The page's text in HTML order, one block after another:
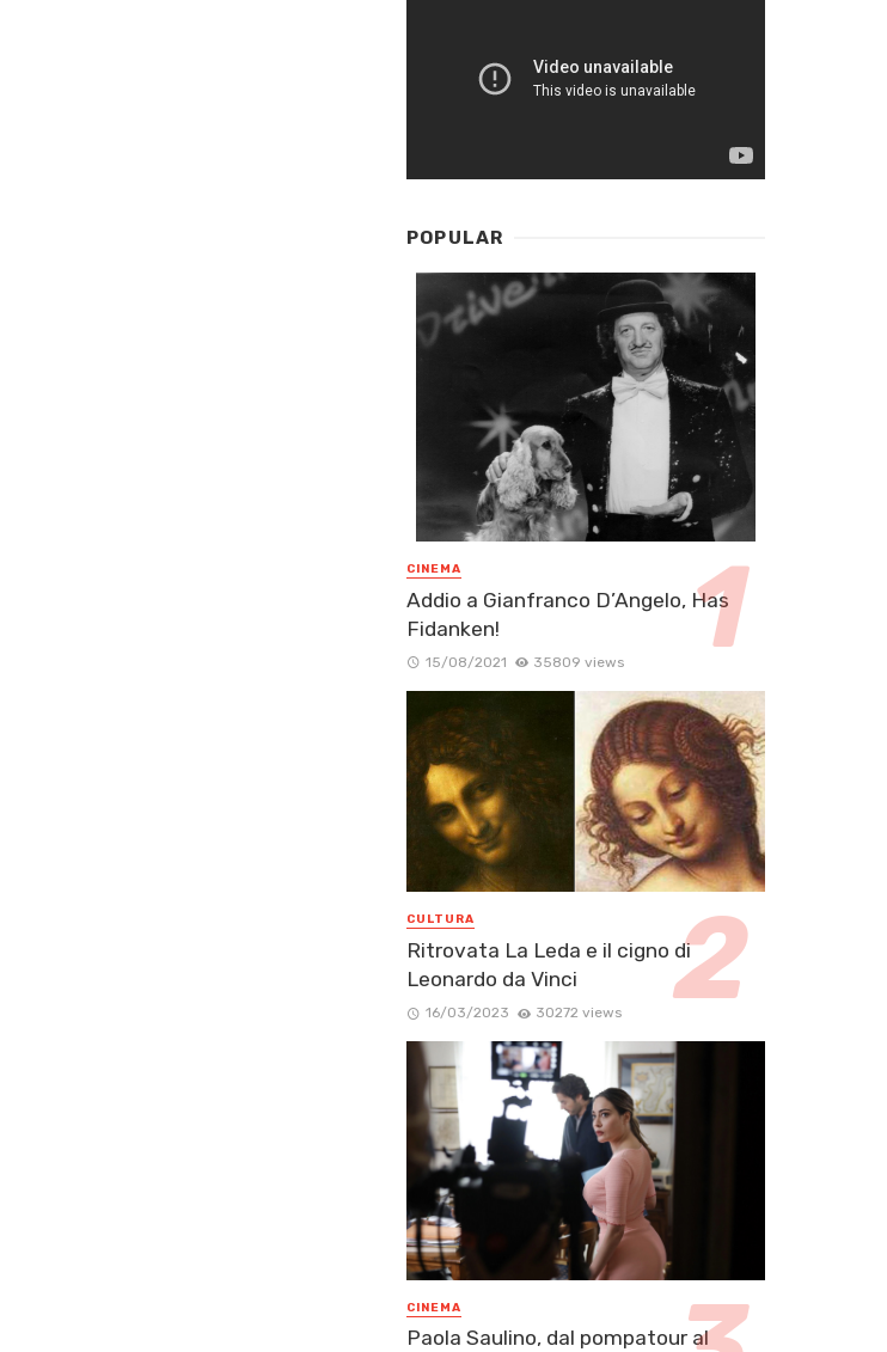
POPULAR
CINEMA
Addio a Gianfranco D’Angelo, Has
Fidanken!
15/08/2021 35809 views
CULTURA
Ritrovata La Leda e il cigno di
Leonardo da Vinci
16/03/2023 30272 views
CINEMA
Paola Saulino, dal pompatour al